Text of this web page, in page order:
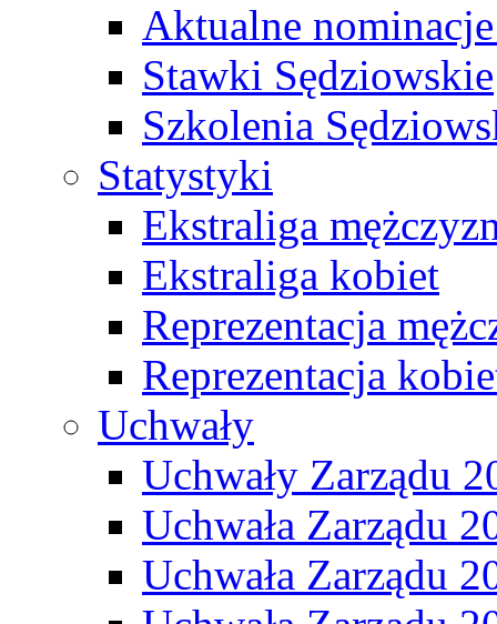
Aktualne
Stawki Sędziowskie
Szkolenia
Statystyki
Ekstraliga
Ekstraliga kobiet
Reprezentacja
Reprezentacja
Uchwały
Uchwały Zarządu
Uchwała Zarządu
Uchwała Zarządu